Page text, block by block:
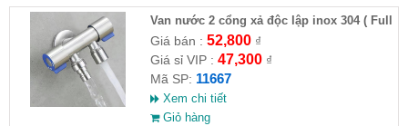
Van nước 2 cổng xả độc lập inox 304 ( Full
VAT )
Giá bán : 52,800₫
Giá sỉ VIP : 47,300₫
Mã SP: 11667
Xem chi tiết
Giỏ hàng